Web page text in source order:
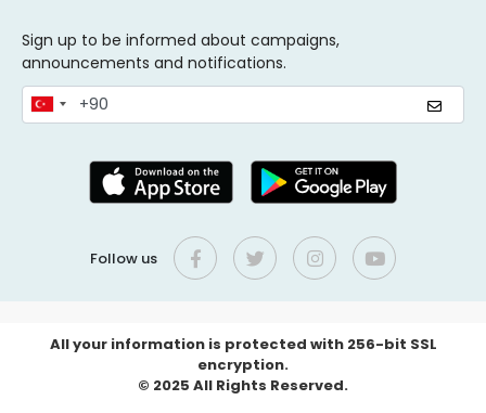
Sign up to be informed about campaigns,
announcements and notifications.
Follow us
All your information is protected with 256-bit SSL
encryption.
© 2025 All Rights Reserved.